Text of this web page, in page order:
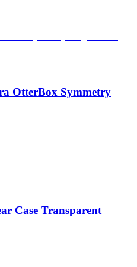
OtterBox Symmetry
Case Transparent